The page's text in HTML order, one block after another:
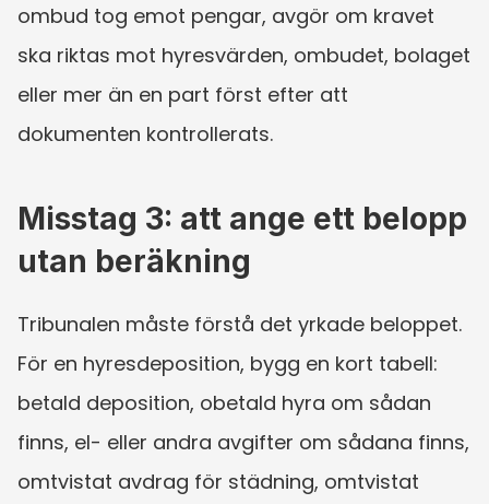
ombud tog emot pengar, avgör om kravet
ska riktas mot hyresvärden, ombudet, bolaget
eller mer än en part först efter att
dokumenten kontrollerats.
Misstag 3: att ange ett belopp
utan beräkning
Tribunalen måste förstå det yrkade beloppet.
För en hyresdeposition, bygg en kort tabell:
betald deposition, obetald hyra om sådan
finns, el- eller andra avgifter om sådana finns,
omtvistat avdrag för städning, omtvistat